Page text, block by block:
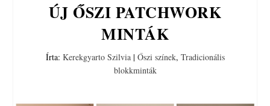
ÚJ ŐSZI PATCHWORK
MINTÁK
Írta: Kerekgyarto Szilvia| Őszi színek, Tradicionális
blokkminták